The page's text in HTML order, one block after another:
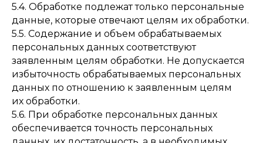
5.4. Обработке подлежат только персональные
данные, которые отвечают целям их обработки.
5.5. Содержание и объем обрабатываемых
персональных данных соответствуют
заявленным целям обработки. Не допускается
избыточность обрабатываемых персональных
данных по отношению к заявленным целям
их обработки.
5.6. При обработке персональных данных
обеспечивается точность персональных